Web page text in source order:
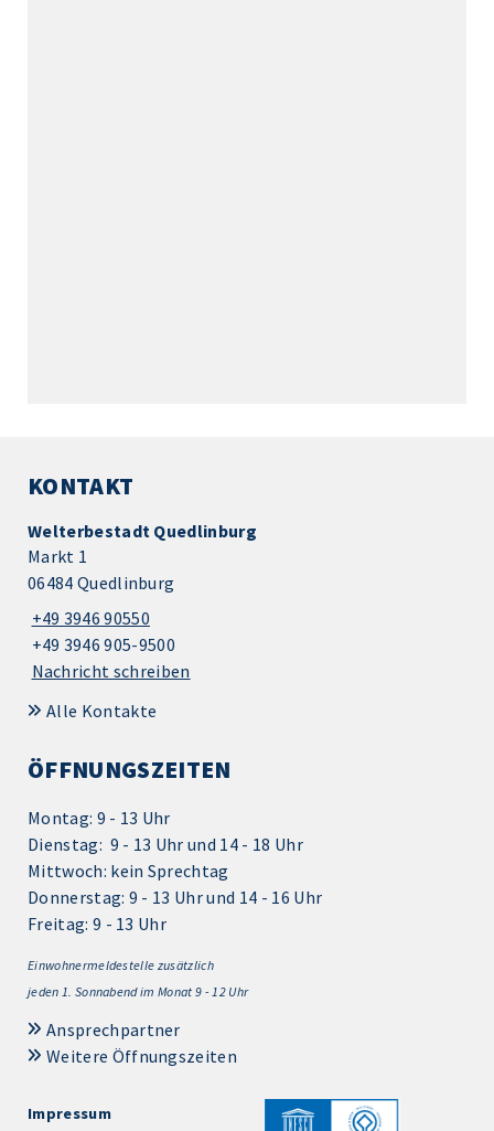
KONTAKT
Welterbestadt Quedlinburg
Markt 1
06484 Quedlinburg
+49 3946 90550
+49 3946 905-9500
Nachricht schreiben
Alle Kontakte
ÖFFNUNGSZEITEN
Montag: 9 - 13 Uhr
Dienstag: 9 - 13 Uhr und 14 - 18 Uhr
Mittwoch: kein Sprechtag
Donnerstag: 9 - 13 Uhr und 14 - 16 Uhr
Freitag: 9 - 13 Uhr
Einwohnermeldestelle zusätzlich
jeden 1. Sonnabend im Monat 9 - 12 Uhr
Ansprechpartner
Weitere Öffnungszeiten
Impressum